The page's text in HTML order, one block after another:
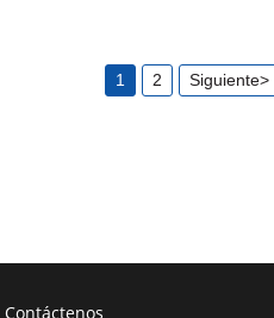
1 2 Siguiente>
Contáctenos